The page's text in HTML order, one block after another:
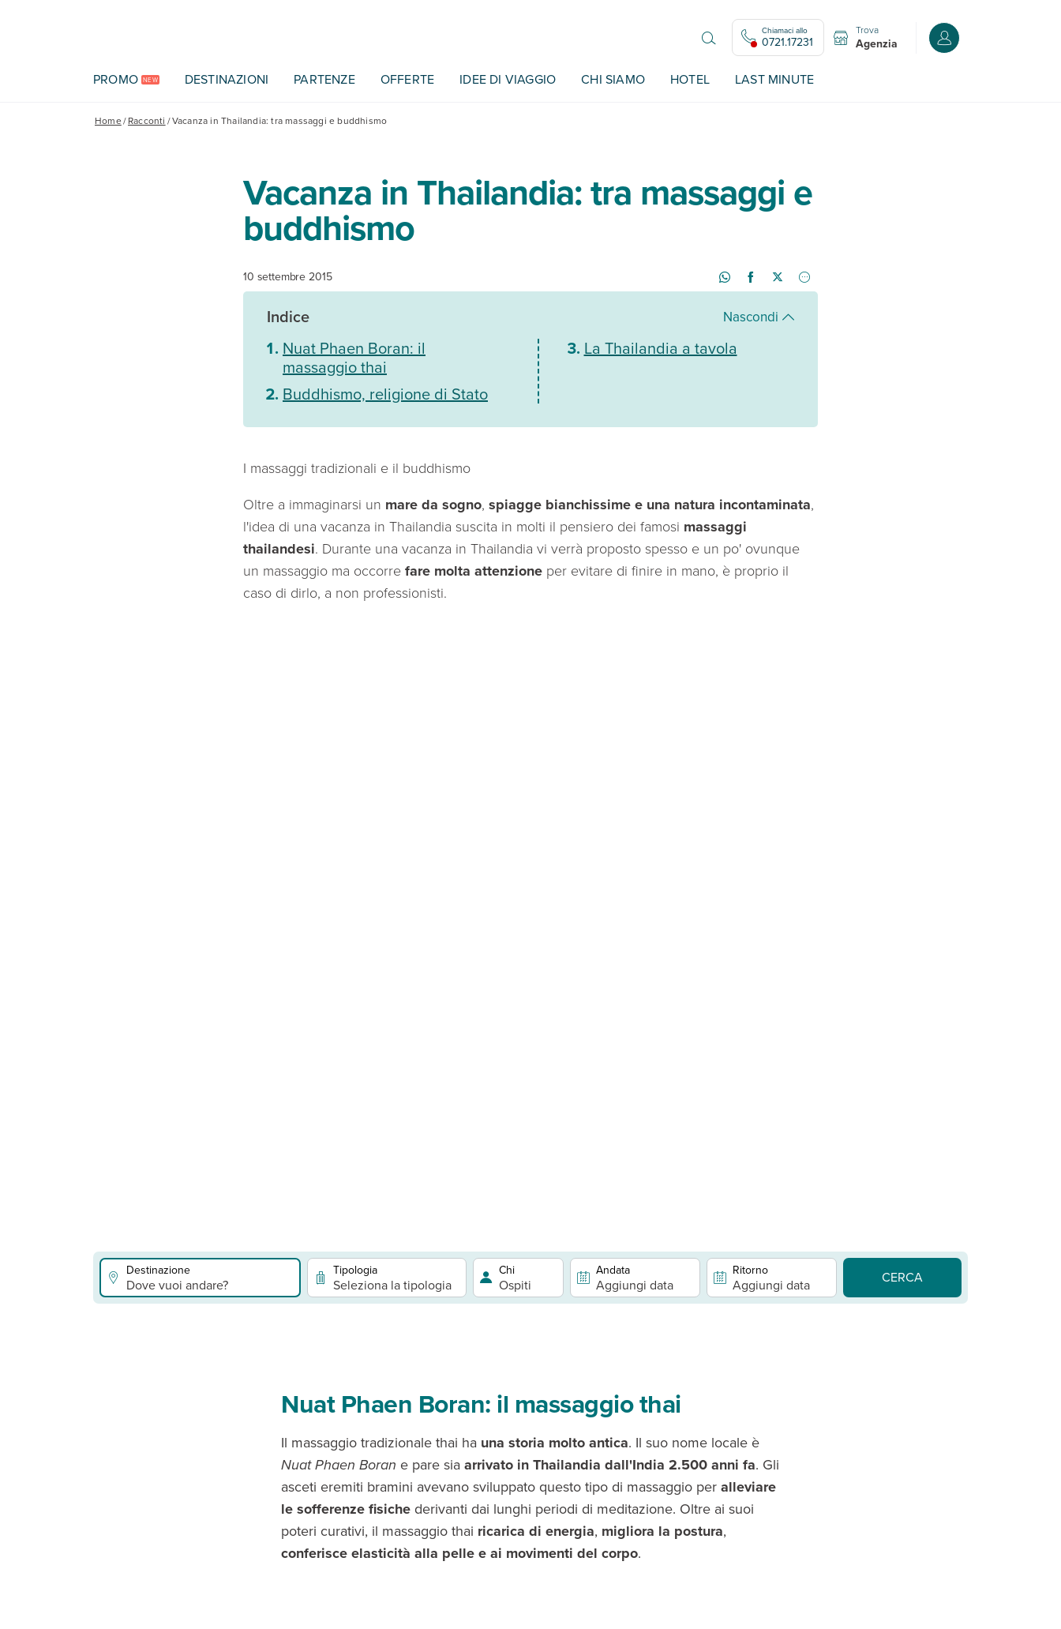
Chiamaci allo
0721.17231
Trova
Agenzia Accedi o registrati
PROMO NEW DESTINAZIONI PARTENZE OFFERTE IDEE DI VIAGGIO CHI SIAMO HOTEL LAST MINUTE
Home/Racconti /Vacanza in Thailandia: tra massaggi e buddhismo
Vacanza in Thailandia: tra massaggi e
buddhismo
10 settembre 2015
Indice Nascondi
Nuat Phaen Boran: il
massaggio thai
Buddhismo, religione di Stato
La Thailandia a tavola
I massaggi tradizionali e il buddhismo
Oltre a immaginarsi un mare da sogno, spiagge bianchissime e una natura incontaminata,
l'idea di una vacanza in Thailandia suscita in molti il pensiero dei famosi massaggi
thailandesi. Durante una vacanza in Thailandia vi verrà proposto spesso e un po' ovunque
un massaggio ma occorrefare molta attenzione per evitare di finire in mano, è proprio il
caso di dirlo, a non professionisti.
Destinazione
Dove vuoi andare?
Tipologia
Seleziona la tipologia
Chi
Ospiti
Andata
Aggiungi data
Ritorno
Aggiungi data CERCA
Nuat Phaen Boran: il massaggio thai
Il massaggio tradizionale thai ha una storia molto antica. Il suo nome locale è
Nuat Phaen Boran e pare siaarrivato in Thailandia dall'India 2.500 anni fa. Gli
asceti eremiti bramini avevano sviluppato questo tipo di massaggio peralleviare
le sofferenze fisiche derivanti dai lunghi periodi di meditazione. Oltre ai suoi
poteri curativi, il massaggio thai ricarica di energia, migliora la postura,
conferisce elasticità alla pelle e ai movimenti del corpo.